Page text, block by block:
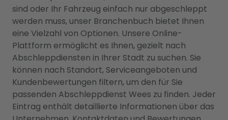
sind oder Ihr Fahrzeug einfach nur abgeschleppt
werden muss, unser Branchenbuch bietet Ihnen
eine Vielzahl von Optionen. Unsere Online-
Plattform ermöglicht es Ihnen, gezielt nach
Abschleppdiensten in Ihrer Stadt zu suchen. Sie
können nach Standort, Serviceangeboten und
Kundenbewertungen filtern, um den für Sie
passenden Abschleppdienst Wees zu finden. Jeder
Eintrag enthält detaillierte Informationen über das